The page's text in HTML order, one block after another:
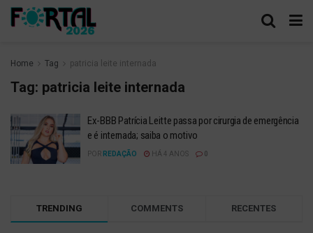
Home Tag patricia leite internada
Tag: patricia leite internada
Ex-BBB Patrícia Leitte passa por cirurgia de emergência
e é internada; saiba o motivo
POR REDAÇÃO HÁ 4 ANOS
TRENDING COMMENTS RECENTES